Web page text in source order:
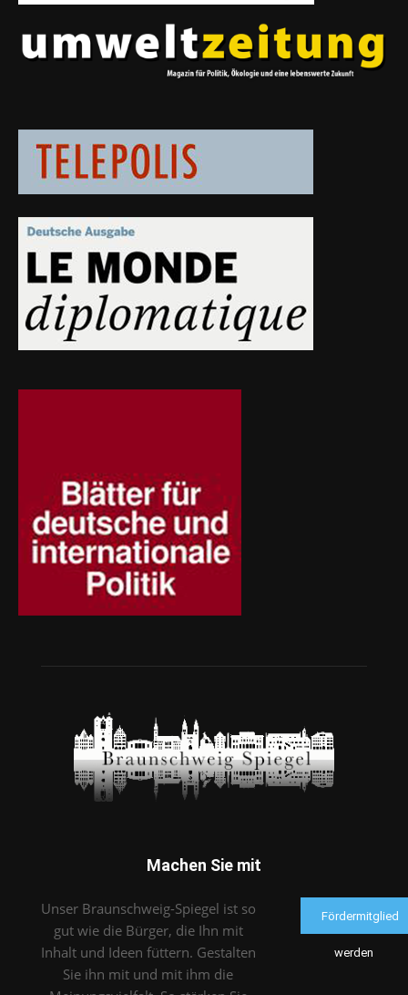
Machen Sie mit
Unser Braunschweig-Spiegel ist so
gut wie die Bürger, die Ihn mit
Inhalt und Ideen füttern. Gestalten
Sie ihn mit und mit ihm die
Fördermitglied
werden